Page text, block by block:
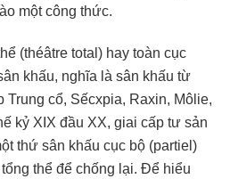
một công thức.
(théâtre total) hay toàn cục
khấu, nghĩa là sân khấu từ
Trung cổ, Sếcxpia, Raxin, Môlie,
kỷ XIX đầu XX, giai cấp tư sản
thứ sân khấu cục bộ (partiel)
thể để chống lại. Để hiểu